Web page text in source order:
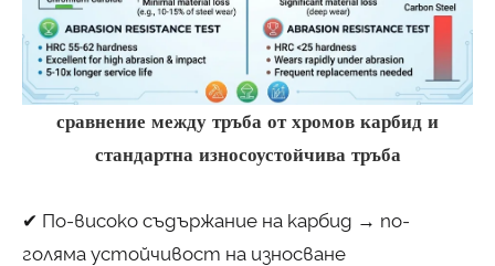
сравнение между тръба от хромов карбид и
стандартна износоустойчива тръба
✔ По-високо съдържание на карбид → по-
голяма устойчивост на износване